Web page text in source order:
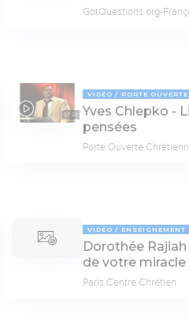
GotQuestions.org-
57:22
VIDÉO PORTE
Yves Chlepko -
pensées
Porte Ouverte
VIDÉO ENSEIGNEMENT
Dorothée
de votre miracle
Paris Centre Chrétien